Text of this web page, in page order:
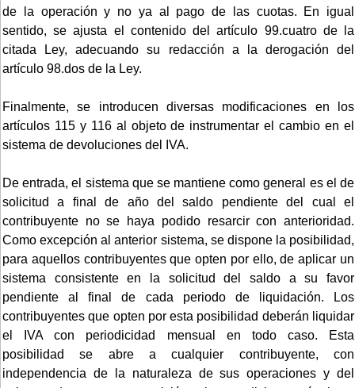
de la operación y no ya al pago de las cuotas. En igual
sentido, se ajusta el contenido del artículo 99.cuatro de la
citada Ley, adecuando su redacción a la derogación del
artículo 98.dos de la Ley.
Finalmente, se introducen diversas modificaciones en los
artículos 115 y 116 al objeto de instrumentar el cambio en el
sistema de devoluciones del IVA.
De entrada, el sistema que se mantiene como general es el de
solicitud a final de año del saldo pendiente del cual el
contribuyente no se haya podido resarcir con anterioridad.
Como excepción al anterior sistema, se dispone la posibilidad,
para aquellos contribuyentes que opten por ello, de aplicar un
sistema consistente en la solicitud del saldo a su favor
pendiente al final de cada periodo de liquidación. Los
contribuyentes que opten por esta posibilidad deberán liquidar
el IVA con periodicidad mensual en todo caso. Esta
posibilidad se abre a cualquier contribuyente, con
independencia de la naturaleza de sus operaciones y del